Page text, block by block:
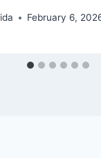
February 6,